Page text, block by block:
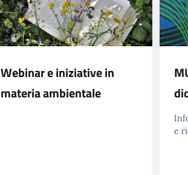
Webinar e iniziative in
materia ambientale
e